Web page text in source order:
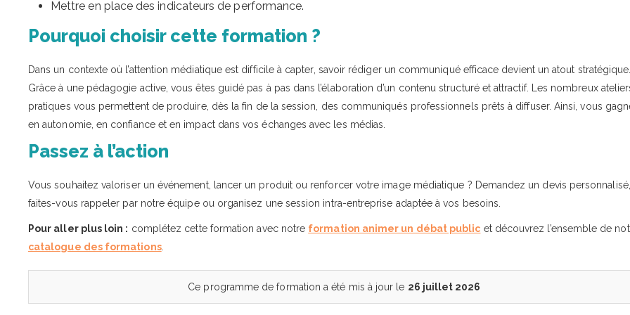
Mettre en place des indicateurs de performance.
Pourquoi choisir cette formation ?
Dans un contexte où l’attention médiatique est difficile à capter, savoir rédiger un communiqué efficace devient un atout stratégique.
Grâce à une pédagogie active, vous êtes guidé pas à pas dans l’élaboration d’un contenu structuré et attractif. Les nombreux
pratiques vous permettent de produire, dès la fin de la session, des communiqués professionnels prêts à diffuser. Ainsi, vous
en autonomie, en confiance et en impact dans vos échanges avec les médias.
Passez à l’action
Vous souhaitez valoriser un événement, lancer un produit ou renforcer votre image médiatique ? Demandez un devis personnalisé,
faites-vous rappeler par notre équipe ou organisez une session intra-entreprise adaptée à vos besoins.
Pour aller plus loin : complétez cette formation avec notre formation animer un débat public et découvrez l’ensemble de
catalogue des formations.
Ce programme de formation a été mis à jour le 26 juillet 2026